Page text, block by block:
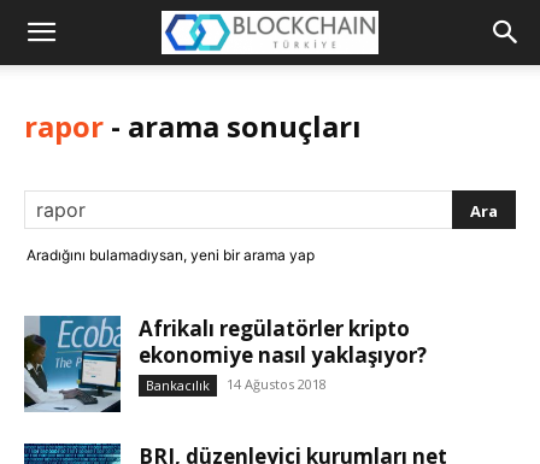
Blockchain
Platformu
rapor - arama sonuçları
Aradığını bulamadıysan, yeni bir arama yap
Afrikalı regülatörler kripto
ekonomiye nasıl yaklaşıyor?
Bankacılık 14 Ağustos 2018
BRI, düzenleyici kurumları net